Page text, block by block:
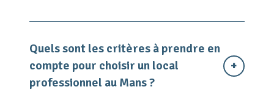
Quels sont les critères à prendre en
compte pour choisir un local
professionnel au Mans ?